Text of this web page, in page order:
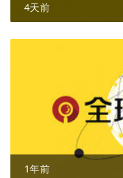
4天前
1年前